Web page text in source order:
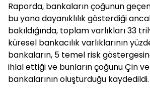
Raporda, bankaların çoğunun
bu yana dayanıklılık gösterdiği
bakıldığında, toplam varlıkları 33
küresel bankacılık varlıklarının
bankaların, 5 temel risk
ihlal ettiği ve bunların çoğunu Çin
bankalarının oluşturduğu kaydedildi.